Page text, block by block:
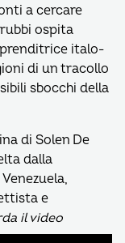
a cercare
ospita
italo-
di un tracollo
sbocchi della
di Solen De
dalla
e
il video